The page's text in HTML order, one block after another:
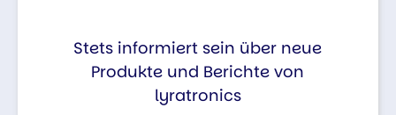
Stets informiert sein über neue
Produkte und Berichte von
lyratronics